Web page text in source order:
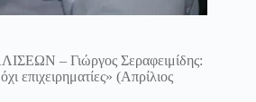
– Γιώργος Σεραφειμίδης:
επιχειρηματίες» (Απρίλιος